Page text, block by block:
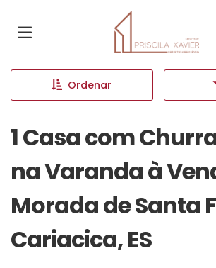
Página inicial
Ordenar
1 Casa com
na Varanda à
Morada de Santa
Cariacica, ES